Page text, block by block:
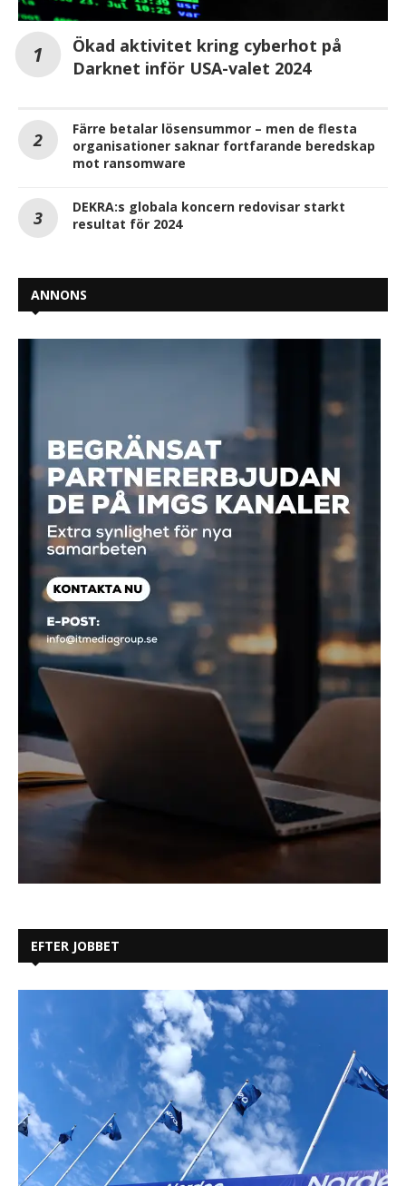
Ökad aktivitet kring cyberhot på
Darknet inför USA-valet 2024
Färre betalar lösensummor – men de flesta
organisationer saknar fortfarande beredskap
mot ransomware
DEKRA:s globala koncern redovisar starkt
resultat för 2024
ANNONS
EFTER JOBBET